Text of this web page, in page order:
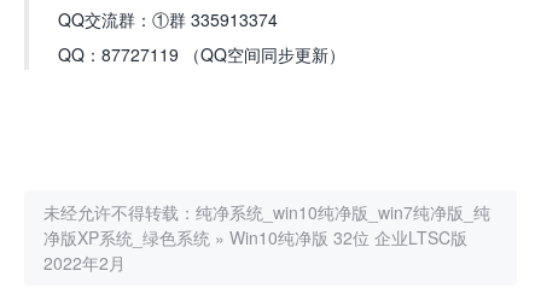
QQ交流群：①群 335913374
QQ：87727119 （QQ空间同步更新）
未经允许不得转载： 纯净系统_win10纯净版_win7纯净版_纯
净版XP系统_绿色系统 » Win10纯净版 32位 企业LTSC版
2022年2月